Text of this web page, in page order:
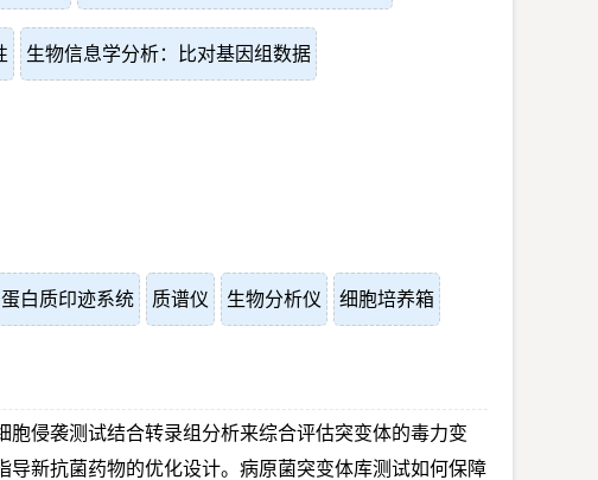
生物信息学分析：比对基因组数据
蛋白质印迹系统 质谱仪 生物分析仪 细胞培养箱
侵袭测试结合转录组分析来综合评估突变体的毒力变
新抗菌药物的优化设计。病原菌突变体库测试如何保障